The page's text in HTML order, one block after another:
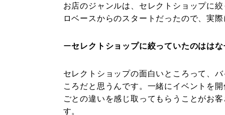
お店のジャンルは、セレクトショップに
ロベースからのスタートだったので、実
ーセレクトショップに絞っていたのはは
セレクトショップの面白いところって、
ころだと思うんです。一緒にイベントを
ごとの違いを感じ取ってもらうことがお
す。